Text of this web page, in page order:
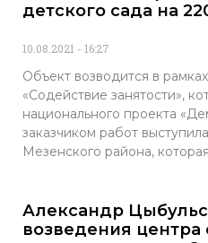
детского сада на
10.08.2021 16:27
Объект возводится в
«Содействие занятости»,
национального проекта
заказчиком работ
Мезенского района,
Александр
возведения центра